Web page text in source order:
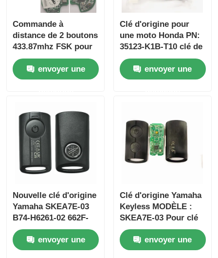
Aperçu
Commande à
distance de 2 boutons
433.87mhz FSK pour
Su-zuki Jim-ny 2005-
2017 Sans puce
37182-A7 Seule
envoyer une
Clé d'origine pour
une moto Honda PN:
35123-K1B-T10 clé de
voiture à distance à
trois boutons
FSK433.92MHz
envoyer une
Nouvelle clé d'origine
Yamaha SKEA7E-03
B74-H6261-02 662F-
SKEA7D03
envoyer une
Clé d'origine Yamaha
Keyless MODÈLE :
SKEA7E-03 Pour clé
intelligente à distance
Yamaha B74-H6261-
02/662F-SKEA7D03
envoyer une